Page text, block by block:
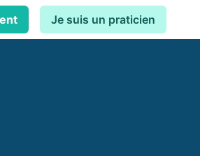
Je suis un praticien